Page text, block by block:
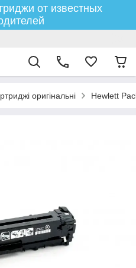
от известных
оригінальні Hewlett